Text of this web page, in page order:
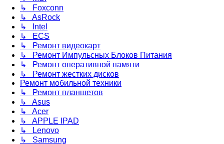
↳ Foxconn
↳ AsRock
↳ Intel
↳ ECS
↳ Ремонт видеокарт
↳ Ремонт Импульсных Блоков Питания
↳ Ремонт оперативной памяти
↳ Ремонт жестких дисков
Ремонт мобильной техники
↳ Ремонт планшетов
↳ Asus
↳ Acer
↳ APPLE IPAD
↳ Lenovo
↳ Samsung